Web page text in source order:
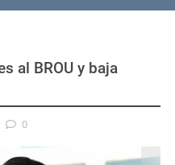
al BROU y baja
0